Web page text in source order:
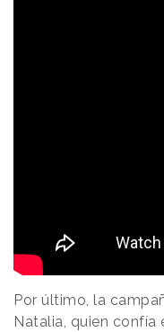
Por último, la
Natalia, quien confía